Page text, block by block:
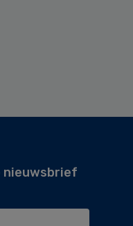
nieuwsbrief